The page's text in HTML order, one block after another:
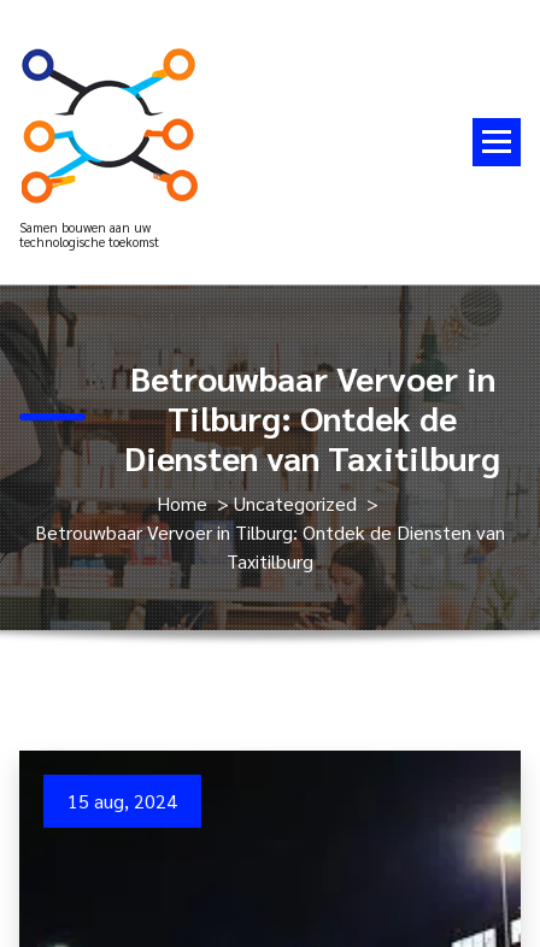
Samen bouwen aan uw
technologische toekomst
Betrouwbaar Vervoer in
Tilburg: Ontdek de
Diensten van Taxitilburg
Home>Uncategorized>
Betrouwbaar Vervoer in Tilburg: Ontdek de Diensten van
Taxitilburg
15 aug, 2024